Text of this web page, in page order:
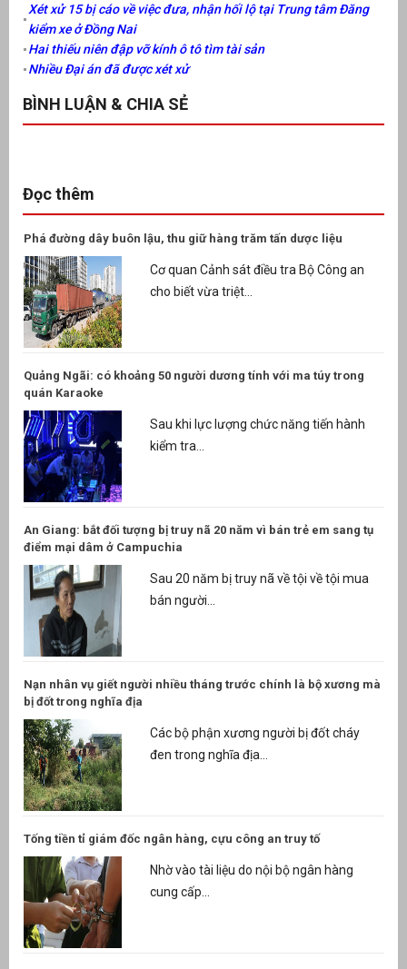
Xét xử 15 bị cáo về việc đưa, nhận hối lộ tại Trung tâm Đăng
kiểm xe ở Đồng Nai
Hai thiếu niên đập vỡ kính ô tô tìm tài sản
Nhiều Đại án đã được xét xử
BÌNH LUẬN & CHIA SẺ
Đọc thêm
Phá đường dây buôn lậu, thu giữ hàng trăm tấn dược liệu
Cơ quan Cảnh sát điều tra Bộ Công an
cho biết vừa triệt...
Quảng Ngãi: có khoảng 50 người dương tính với ma túy trong
quán Karaoke
Sau khi lực lượng chức năng tiến hành
kiểm tra...
An Giang: bắt đối tượng bị truy nã 20 năm vì bán trẻ em sang tụ
điểm mại dâm ở Campuchia
Sau 20 năm bị truy nã về tội về tội mua
bán người...
Nạn nhân vụ giết người nhiều tháng trước chính là bộ xương mà
bị đốt trong nghĩa địa
Các bộ phận xương người bị đốt cháy
đen trong nghĩa địa...
Tống tiền tỉ giám đốc ngân hàng, cựu công an truy tố
Nhờ vào tài liệu do nội bộ ngân hàng
cung cấp...